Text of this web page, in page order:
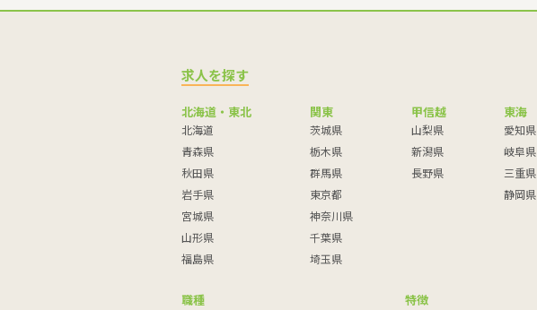
求人を探す
北海道・東北
北海道
青森県
秋田県
岩手県
宮城県
山形県
福島県
関東
茨城県
栃木県
群馬県
東京都
神奈川県
千葉県
埼玉県
甲信越
山梨県
新潟県
長野県
東海
愛知県
岐阜県
三重県
静岡県
職種 特徴